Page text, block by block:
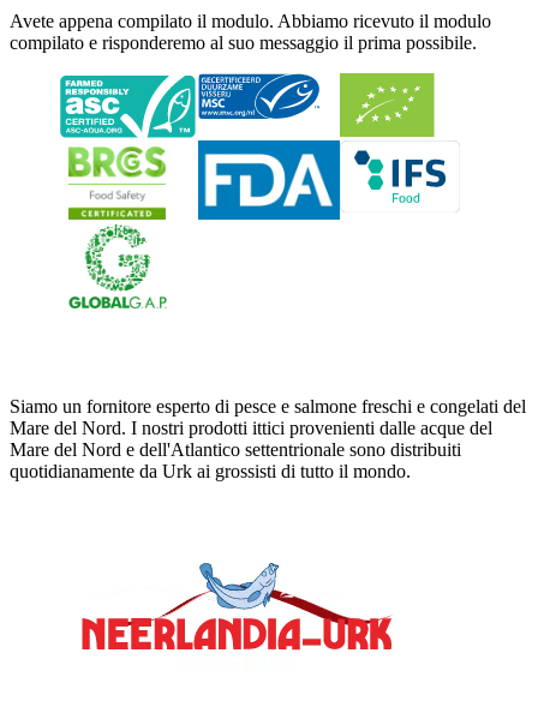
Avete appena compilato il modulo. Abbiamo ricevuto il modulo
compilato e risponderemo al suo messaggio il prima possibile.
Siamo un fornitore esperto di pesce e salmone freschi e congelati del
Mare del Nord. I nostri prodotti ittici provenienti dalle acque del
Mare del Nord e dell'Atlantico settentrionale sono distribuiti
quotidianamente da Urk ai grossisti di tutto il mondo.